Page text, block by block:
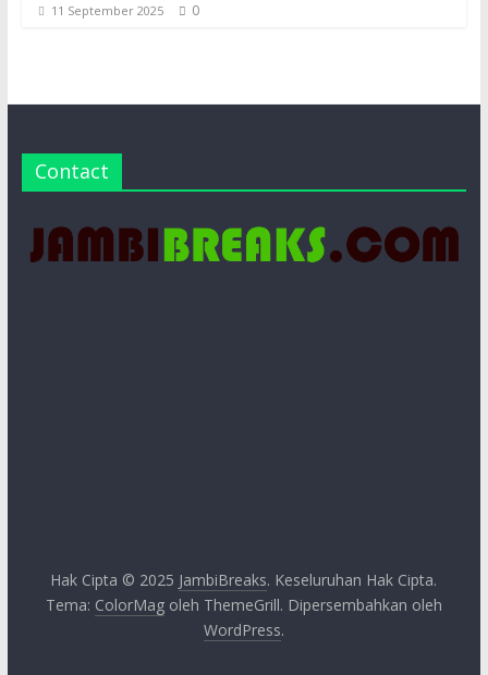
11 September 2025 0
Contact
Hak Cipta © 2025 JambiBreaks. Keseluruhan Hak Cipta.
Tema: ColorMagoleh ThemeGrill. Dipersembahkan oleh
WordPress.